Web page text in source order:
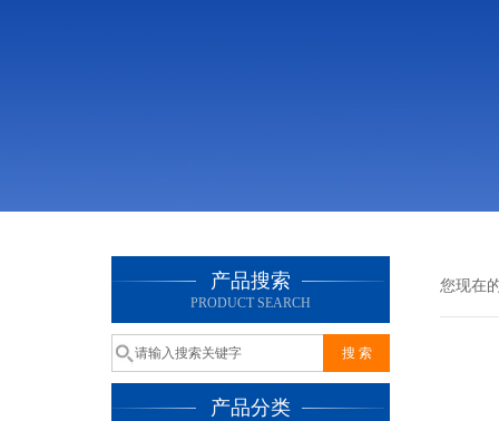
产品搜索
PRODUCT SEARCH
产品分类
您现在